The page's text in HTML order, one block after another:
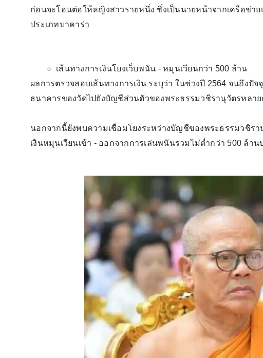
ก่อนจะโอนต่อให้หญิงสาวรายหนึ่ง ซึ่งเป็นนายหน้าจากเครือข่า
ประเภทบาคาร่า
เส้นทางการเงินโยงเว็บพนัน - หมุนเวียนกว่า 500 ล้าน
ผลการตรวจสอบเส้นทางการเงิน ระบุว่า ในช่วงปี 2564 จนถึง
ธนาคารของวัดไปยังบัญชีส่วนตัวของพระธรรมวชิรานุวัตรหลาย
นอกจากนี้ยังพบความเชื่อมโยงระหว่างบัญชีของพระธรรมวชิร
เงินหมุนเวียนเข้า - ออกจากการเล่นพนันรวมไม่ต่ำกว่า 500 ล้าน